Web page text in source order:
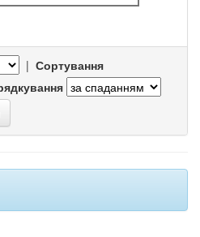
| Сортування